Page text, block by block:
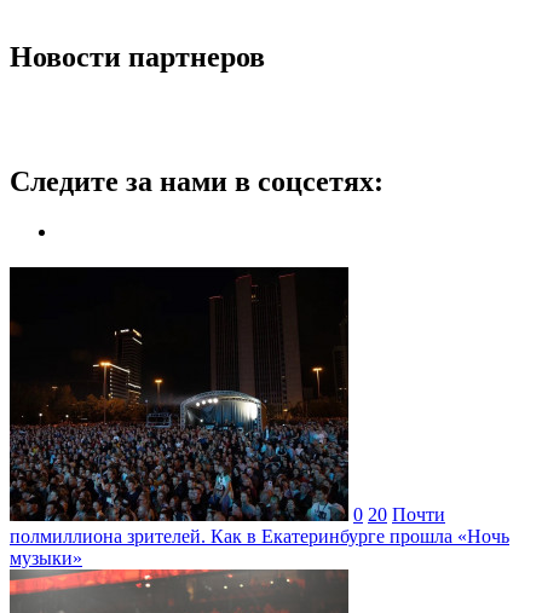
Новости партнеров
Следите за нами в соцсетях:
0 20 Почти
полмиллиона зрителей. Как в Екатеринбурге прошла «Ночь
музыки»